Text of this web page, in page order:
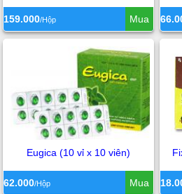
159.000/Hộp Mua
Eugica (10 vỉ x 10 viên)
62.000/Hộp Mua